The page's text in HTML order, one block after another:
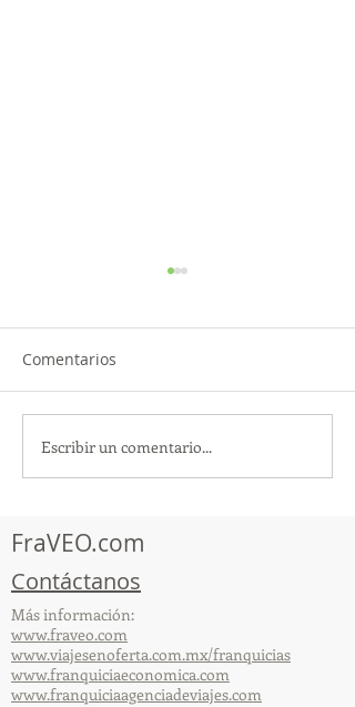
TourTravelynByFraveo
participó en la
Comentarios
Escribir un comentario...
FraVEO.com
Contáctanos
Más información:
www.fraveo.com
www.viajesenoferta.com.mx/franquicias
www.franquiciaeconomica.com
www.franquiciaagenciadeviajes.com